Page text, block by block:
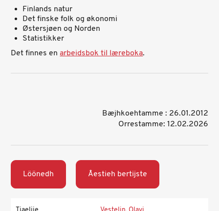
Finlands natur
Det finske folk og økonomi
Østersjøen og Norden
Statistikker
Det finnes enarbeidsbok til læreboka.
Bæjhkoehtamme : 26.01.2012
Orrestamme: 12.02.2026
Löönedh Åestieh bertijste